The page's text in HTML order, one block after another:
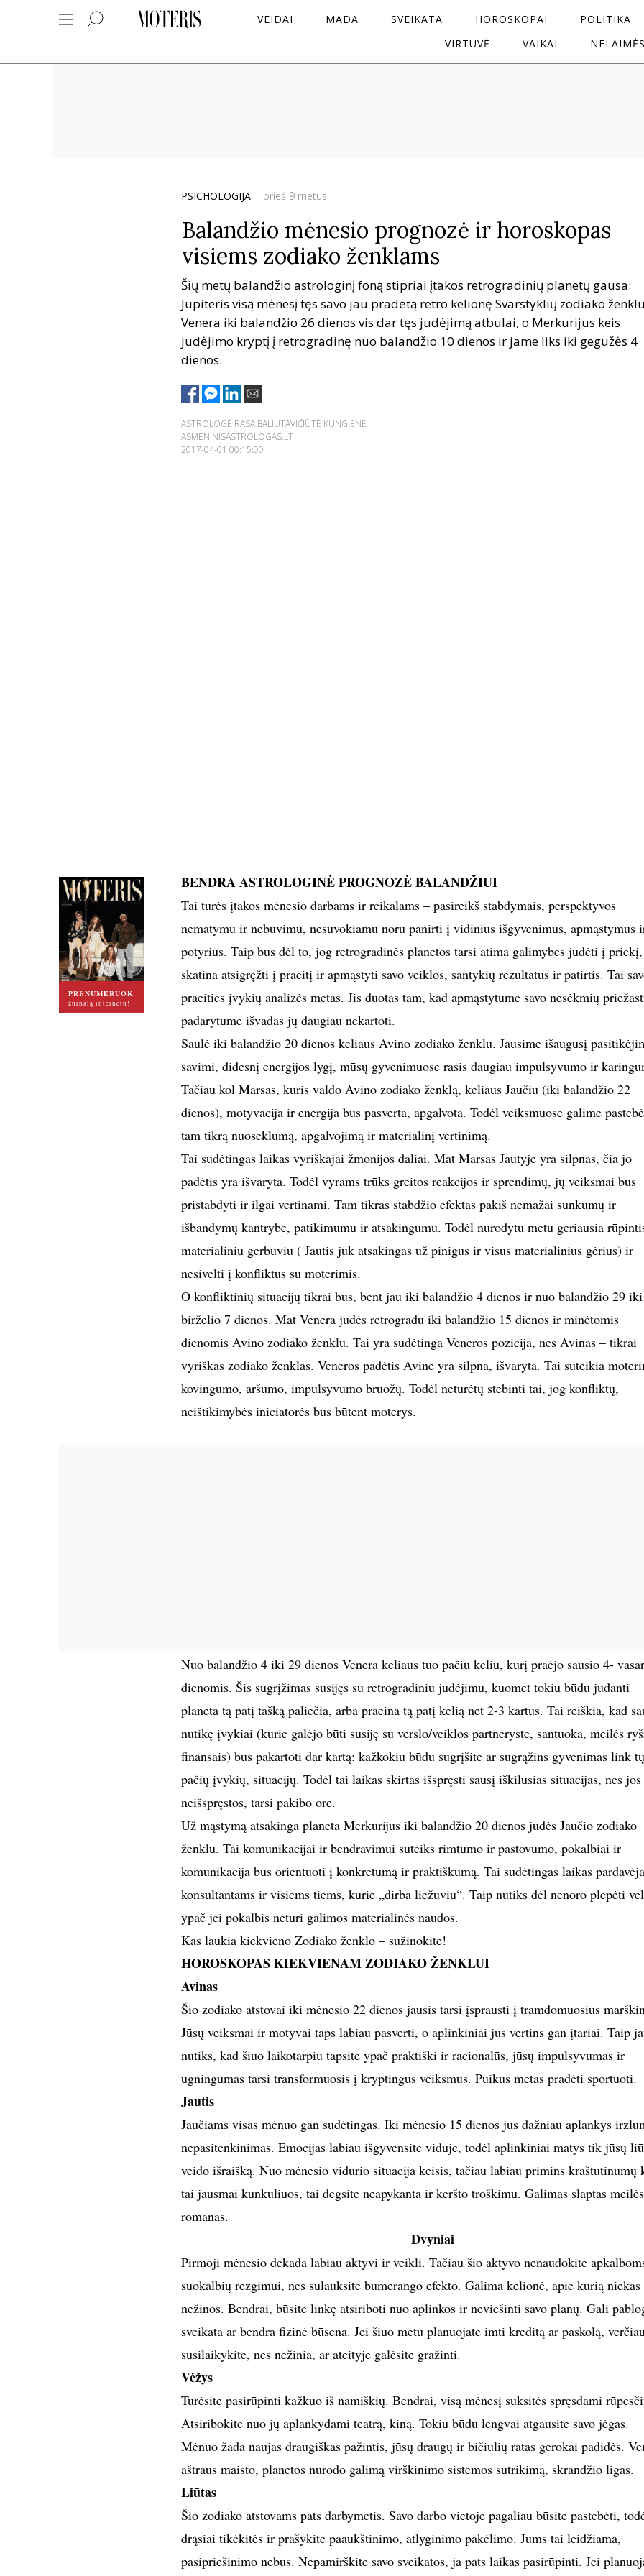
VEIDAI MADA SVEIKATA HOROSKOPAI
POLITIKA
VIRTUVĖ
VAIKAI
PSICHOLOGIJA prieš 9 metus
Balandžio mėnesio prognozė ir horoskopas
visiems zodiako ženklams
Šių metų balandžio astrologinį foną stipriai įtakos retrogradinių planetų gausa:
Jupiteris visą mėnesį tęs savo jau pradėtą retro kelionę Svarstyklių zodiako
Venera iki balandžio 26 dienos vis dar tęs judėjimą atbulai, o Merkurijus keis
judėjimo kryptį į retrogradinę nuo balandžio 10 dienos ir jame liks iki gegužės 4
dienos.
ASTROLOGĖ RASA BALIUTAVIČIŪTĖ KUNGIENĖ
ASMENINISASTROLOGAS.LT
2017-04-01 00:15:00
PRENUMERUOK
žurnalą internetu!
BENDRA ASTROLOGINĖ PROGNOZĖ BALANDŽIUI
Tai turės įtakos mėnesio darbams ir reikalams – pasireikš stabdymais, perspektyvos
nematymu ir nebuvimu, nesuvokiamu noru panirti į vidinius išgyvenimus, apmąstymus
potyrius. Taip bus dėl to, jog retrogradinės planetos tarsi atima galimybes judėti į
skatina atsigręžti į praeitį ir apmąstyti savo veiklos, santykių rezultatus ir patirtis. Tai
praeities įvykių analizės metas. Jis duotas tam, kad apmąstytume savo nesėkmių
padarytume išvadas jų daugiau nekartoti.
Saulė iki balandžio 20 dienos keliaus Avino zodiako ženklu. Jausime išaugusį
savimi, didesnį energijos lygį, mūsų gyvenimuose rasis daugiau impulsyvumo ir
Tačiau kol Marsas, kuris valdo Avino zodiako ženklą, keliaus Jaučiu (iki balandžio 22
dienos), motyvacija ir energija bus pasverta, apgalvota. Todėl veiksmuose galime
tam tikrą nuoseklumą, apgalvojimą ir materialinį vertinimą.
Tai sudėtingas laikas vyriškajai žmonijos daliai. Mat Marsas Jautyje yra silpnas, čia jo
padėtis yra išvaryta. Todėl vyrams trūks greitos reakcijos ir sprendimų, jų veiksmai bus
pristabdyti ir ilgai vertinami. Tam tikras stabdžio efektas pakiš nemažai sunkumų ir
išbandymų kantrybe, patikimumu ir atsakingumu. Todėl nurodytu metu geriausia
materialiniu gerbuviu ( Jautis juk atsakingas už pinigus ir visus materialinius gėrius) ir
nesivelti į konfliktus su moterimis.
O konfliktinių situacijų tikrai bus, bent jau iki balandžio 4 dienos ir nuo balandžio 29 iki
birželio 7 dienos. Mat Venera judės retrogradu iki balandžio 15 dienos ir minėtomis
dienomis Avino zodiako ženklu. Tai yra sudėtinga Veneros pozicija, nes Avinas – tikrai
vyriškas zodiako ženklas. Veneros padėtis Avine yra silpna, išvaryta. Tai suteikia
kovingumo, aršumo, impulsyvumo bruožų. Todėl neturėtų stebinti tai, jog konfliktų,
neištikimybės iniciatorės bus būtent moterys.
Nuo balandžio 4 iki 29 dienos Venera keliaus tuo pačiu keliu, kurį praėjo sausio 4-
dienomis. Šis sugrįžimas susijęs su retrogradiniu judėjimu, kuomet tokiu būdu judanti
planeta tą patį tašką paliečia, arba praeina tą patį kelią net 2-3 kartus. Tai reiškia, kad
nutikę įvykiai (kurie galėjo būti susiję su verslo/veiklos partneryste, santuoka, meilės
finansais) bus pakartoti dar kartą: kažkokiu būdu sugrįšite ar sugrąžins gyvenimas link tų
pačių įvykių, situacijų. Todėl tai laikas skirtas išspręsti sausį iškilusias situacijas, nes
neišspręstos, tarsi pakibo ore.
Už mąstymą atsakinga planeta Merkurijus iki balandžio 20 dienos judės Jaučio zodiako
ženklu. Tai komunikacijai ir bendravimui suteiks rimtumo ir pastovumo, pokalbiai ir
komunikacija bus orientuoti į konkretumą ir praktiškumą. Tai sudėtingas laikas
konsultantams ir visiems tiems, kurie „dirba liežuviu“. Taip nutiks dėl nenoro plepėti
ypač jei pokalbis neturi galimos materialinės naudos.
Kas laukia kiekvieno Zodiako ženklo– sužinokite!
HOROSKOPAS KIEKVIENAM ZODIAKO ŽENKLUI
Avinas
Šio zodiako atstovai iki mėnesio 22 dienos jausis tarsi įsprausti į tramdomuosius
Jūsų veiksmai ir motyvai taps labiau pasverti, o aplinkiniai jus vertins gan įtariai. Taip
nutiks, kad šiuo laikotarpiu tapsite ypač praktiški ir racionalūs, jūsų impulsyvumas ir
ugningumas tarsi transformuosis į kryptingus veiksmus. Puikus metas pradėti sportuoti.
Jautis
Jaučiams visas mėnuo gan sudėtingas. Iki mėnesio 15 dienos jus dažniau aplankys
nepasitenkinimas. Emocijas labiau išgyvensite viduje, todėl aplinkiniai matys tik jūsų
veido išraišką. Nuo mėnesio vidurio situacija keisis, tačiau labiau primins kraštutinumų
tai jausmai kunkuliuos, tai degsite neapykanta ir keršto troškimu. Galimas slaptas meilės
romanas.
Dvyniai
Pirmoji mėnesio dekada labiau aktyvi ir veikli. Tačiau šio aktyvo nenaudokite
suokalbių rezgimui, nes sulauksite bumerango efekto. Galima kelionė, apie kurią niekas
nežinos. Bendrai, būsite linkę atsiriboti nuo aplinkos ir neviešinti savo planų. Gali
sveikata ar bendra fizinė būsena. Jei šiuo metu planuojate imti kreditą ar paskolą,
susilaikykite, nes nežinia, ar ateityje galėsite gražinti.
Vėžys
Turėsite pasirūpinti kažkuo iš namiškių. Bendrai, visą mėnesį suksitės spręsdami
Atsiribokite nuo jų aplankydami teatrą, kiną. Tokiu būdu lengvai atgausite savo jėgas.
Mėnuo žada naujas draugiškas pažintis, jūsų draugų ir bičiulių ratas gerokai padidės.
aštraus maisto, planetos nurodo galimą virškinimo sistemos sutrikimą, skrandžio ligas.
Liūtas
Šio zodiako atstovams pats darbymetis. Savo darbo vietoje pagaliau būsite pastebėti,
drąsiai tikėkitės ir prašykite paaukštinimo, atlyginimo pakėlimo. Jums tai leidžiama,
pasipriešinimo nebus. Nepamirškite savo sveikatos, ja pats laikas pasirūpinti. Jei